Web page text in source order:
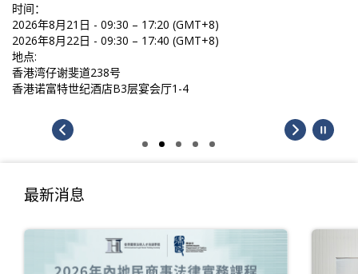
时间：
2026年8月21日 - 09:30 – 17:20 (GMT+8)
2026年8月22日 - 09:30 – 17:40 (GMT+8)
地点:
香港湾仔谢斐道238号
香港诺富特世纪酒店B3层宴会厅1-4
最新消息